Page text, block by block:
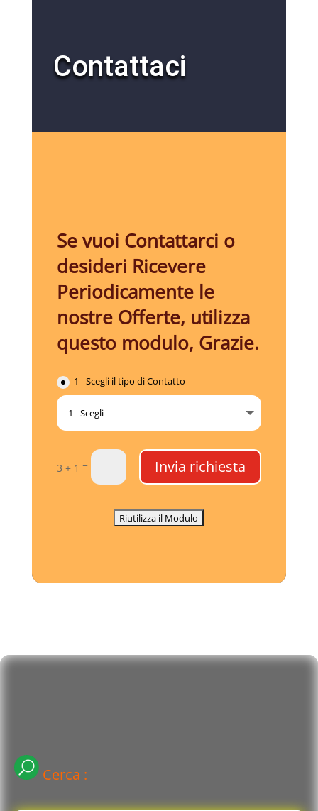
Contattaci
Se vuoi Contattarci o
desideri Ricevere
Periodicamente le
nostre Offerte, utilizza
questo modulo, Grazie.
1 - Scegli il tipo di Contatto
3 + 1 = Invia richiesta
Cerca :